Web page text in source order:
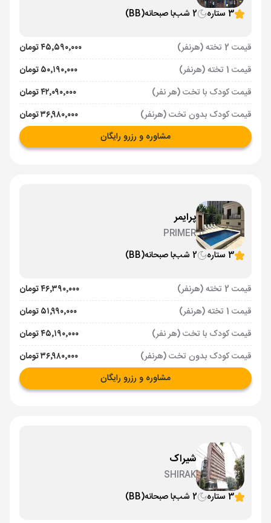
3 ستاره
2 شب با صبحانه(BB)
قیمت 2 تخته (هرنفر)
۴۵٬۵۹۰٬۰۰۰ تومان
قیمت 1 تخته (هرنفر)
۵۰٬۱۹۰٬۰۰۰ تومان
قیمت کودک با تخت (هر نفر)
۴۲٬۰۹۰٬۰۰۰ تومان
قیمت کودک بدون تخت (هرنفر)
۳۶٬۹۸۰٬۰۰۰ تومان
مشاوره و رزرو رایگان
پرایمر
PRIMER
3 ستاره
2 شب با صبحانه(BB)
قیمت 2 تخته (هرنفر)
۴۶٬۳۹۰٬۰۰۰ تومان
قیمت 1 تخته (هرنفر)
۵۱٬۹۹۰٬۰۰۰ تومان
قیمت کودک با تخت (هر نفر)
۴۵٬۱۹۰٬۰۰۰ تومان
قیمت کودک بدون تخت (هرنفر)
۳۶٬۹۸۰٬۰۰۰ تومان
مشاوره و رزرو رایگان
شیراک
SHIRAK
3 ستاره
2 شب با صبحانه(BB)